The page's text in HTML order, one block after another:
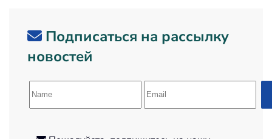
Подписаться на рассылку
новостей